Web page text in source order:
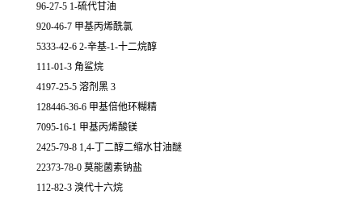
96-27-5 1-硫代甘油
920-46-7 甲基丙烯酰氯
5333-42-6 2-辛基-1-十二烷醇
111-01-3 角鲨烷
4197-25-5 溶剂黑 3
128446-36-6 甲基倍他环糊精
7095-16-1 甲基丙烯酸镁
2425-79-8 1,4-丁二醇二缩水甘油醚
22373-78-0 莫能菌素钠盐
112-82-3 溴代十六烷